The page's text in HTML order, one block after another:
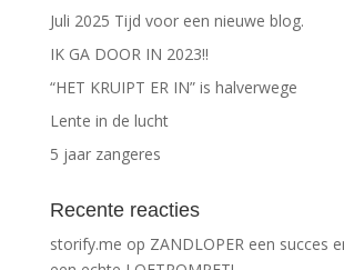
Juli 2025 Tijd voor een nieuwe blog.
IK GA DOOR IN 2023!!
“HET KRUIPT ER IN” is halverwege
Lente in de lucht
5 jaar zangeres
Recente reacties
storify.me op ZANDLOPER een succes